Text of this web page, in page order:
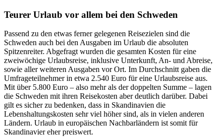
Teurer Urlaub vor allem bei den Schweden
Passend zu den etwas ferner gelegenen Reisezielen sind die
Schweden auch bei den Ausgaben im Urlaub die absoluten
Spitzenreiter. Abgefragt wurden die gesamten Kosten für eine
zweiwöchige Urlaubsreise, inklusive Unterkunft, An- und Abreise,
sowie aller weiteren Ausgaben vor Ort. Im Durchschnitt gaben die
Umfrageteilnehmer in etwa 2.540 Euro für eine Urlaubsreise aus.
Mit über 5.800 Euro – also mehr als der doppelten Summe – lagen
die Schweden mit ihren Reisekosten aber deutlich darüber. Dabei
gilt es sicher zu bedenken, dass in Skandinavien die
Lebenshaltungskosten sehr viel höher sind, als in vielen anderen
Ländern. Urlaub in europäischen Nachbarländern ist somit für
Skandinavier eher preiswert.